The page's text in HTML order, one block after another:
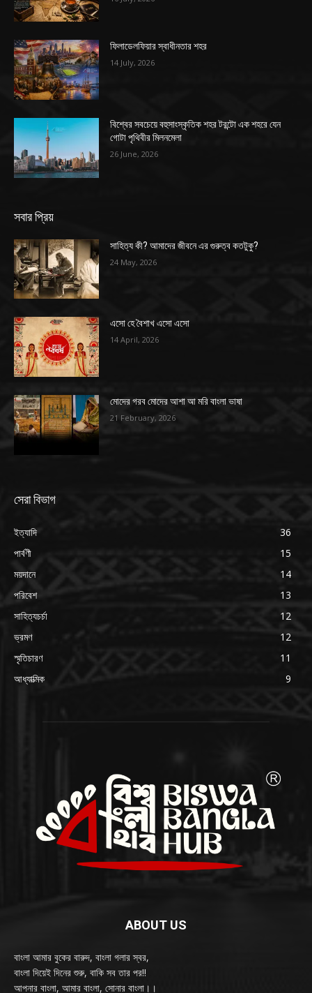
ফিলাডেলফিয়ার স্বাধীনতার শহর
14 July, 2026
বিশ্বের সবচেয়ে বহুসাংস্কৃতিক শহর টরন্টো এক শহরে যেন
গোটা পৃথিবীর মিলনমেলা
26 June, 2026
সবার প্রিয়
সাহিত্য কী? আমাদের জীবনে এর গুরুত্ব কতটুকু?
24 May, 2026
এসো হে বৈশাখ এসো এসো
14 April, 2026
মোদের গরব মোদের আশা আ মরি বাংলা ভাষা
21 February, 2026
সেরা বিভাগ
ইত্যাদি
36
পার্বণী
15
ময়দানে
14
পরিবেশ
13
সাহিত্যচর্চা
12
ভ্রমণ
12
স্মৃতিচারণ
11
আধ্যাত্মিক
9
ABOUT US
বাংলা আমার বুকের বারুদ, বাংলা গলার স্বর,
বাংলা দিয়েই দিনের শুরু, বাকি সব তার পর!!
আপনার বাংলা, আমার বাংলা, সোনার বাংলা।।